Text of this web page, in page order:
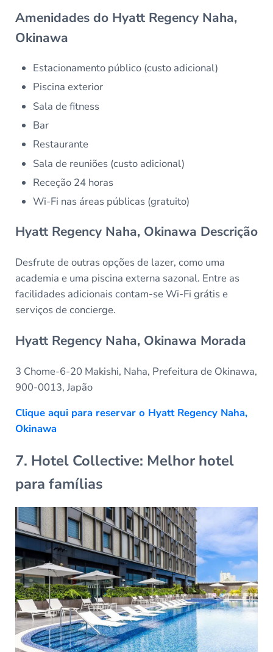
Amenidades do Hyatt Regency Naha,
Okinawa
Estacionamento público (custo adicional)
Piscina exterior
Sala de fitness
Bar
Restaurante
Sala de reuniões (custo adicional)
Receção 24 horas
Wi-Fi nas áreas públicas (gratuito)
Hyatt Regency Naha, Okinawa Descrição
Desfrute de outras opções de lazer, como uma
academia e uma piscina externa sazonal. Entre as
facilidades adicionais contam-se Wi-Fi grátis e
serviços de concierge.
Hyatt Regency Naha, Okinawa Morada
3 Chome-6-20 Makishi, Naha, Prefeitura de Okinawa,
900-0013, Japão
Clique aqui para reservar o Hyatt Regency Naha,
Okinawa
7. Hotel Collective: Melhor hotel
para famílias